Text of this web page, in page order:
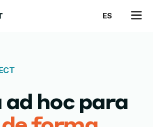
ES
ad hoc para